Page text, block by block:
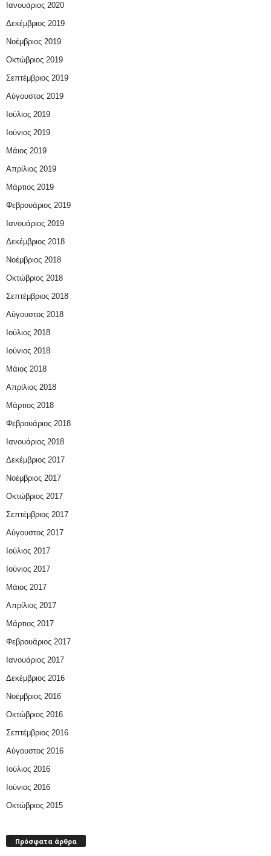
Ιανουάριος 2020
Δεκέμβριος 2019
Νοέμβριος 2019
Οκτώβριος 2019
Σεπτέμβριος 2019
Αύγουστος 2019
Ιούλιος 2019
Ιούνιος 2019
Μάιος 2019
Απρίλιος 2019
Μάρτιος 2019
Φεβρουάριος 2019
Ιανουάριος 2019
Δεκέμβριος 2018
Νοέμβριος 2018
Οκτώβριος 2018
Σεπτέμβριος 2018
Αύγουστος 2018
Ιούλιος 2018
Ιούνιος 2018
Μάιος 2018
Απρίλιος 2018
Μάρτιος 2018
Φεβρουάριος 2018
Ιανουάριος 2018
Δεκέμβριος 2017
Νοέμβριος 2017
Οκτώβριος 2017
Σεπτέμβριος 2017
Αύγουστος 2017
Ιούλιος 2017
Ιούνιος 2017
Μάιος 2017
Απρίλιος 2017
Μάρτιος 2017
Φεβρουάριος 2017
Ιανουάριος 2017
Δεκέμβριος 2016
Νοέμβριος 2016
Οκτώβριος 2016
Σεπτέμβριος 2016
Αύγουστος 2016
Ιούλιος 2016
Ιούνιος 2016
Οκτώβριος 2015
Πρόσφατα άρθρα